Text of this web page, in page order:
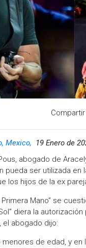
Compartir
Mexico,
19 Enero de
abogado de
pueda ser utilizada en
los hijos de la ex
Mano” se
diera la
el abogado dijo:
menores de edad, y